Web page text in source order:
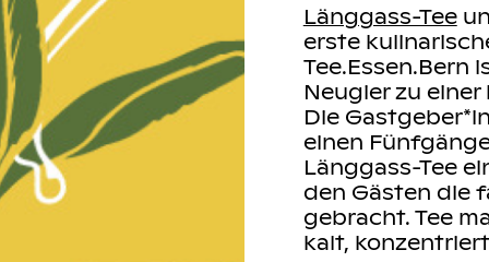
auf
kochen ein
beiden
Gygax (Wein)
um die
Wein?
Länggass-Tee
erste
Tee.Essen.Bern
Neugier zu
Die
einen
Länggass-Tee
den Gästen die
gebracht. Tee
kalt,